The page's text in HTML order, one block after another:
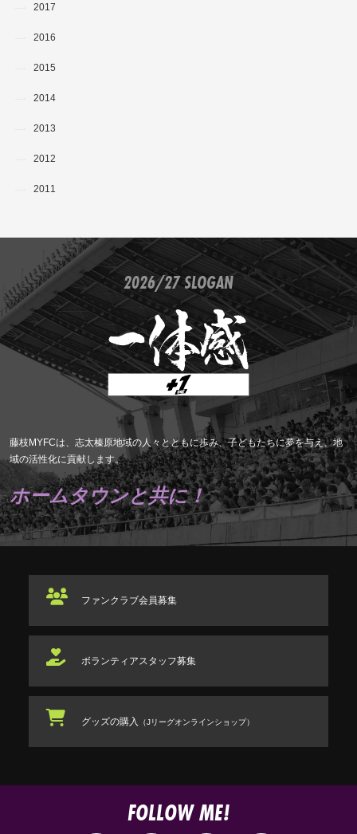
2017
2016
2015
2014
2013
2012
2011
2026/27 SLOGAN
藤枝MYFCは、志太榛原地域の人々とともに歩み、子どもたちに夢を与え、地
域の活性化に貢献します。
ホームタウンと共に！
ファンクラブ会員募集
ボランティアスタッフ募集
グッズの購入 （Jリーグオンラインショップ）
FOLLOW ME!